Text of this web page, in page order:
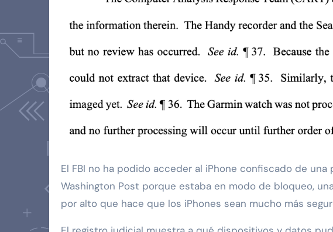
El FBI no ha podido acceder al iPhone confiscado de
Washington Post porque estaba en modo de bloqueo,
por alto que hace que los iPhones sean mucho más